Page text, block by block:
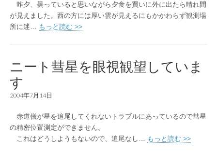
昨夕、曇っていると思いながら夕食を買いに外に出たら晴れ間
が見えました。西の方には厚い雲が見えるにもかかわらず観測場
所に迷…
もっと読む >>
ニート彗星を眼視観望していま
す
2004年7月14日
赤道儀が星を追尾してくれないトラブルにあっているので彗星
の精密位置測定ができません。
これはどうしようもないので、追尾なし…
もっと読む >>